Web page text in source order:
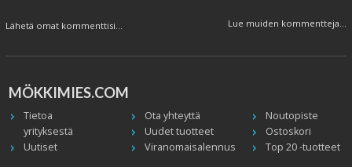
Lähetä omat kommenttisi... Lue muiden kommentteja...
MÖKKIMIES.COM
Tietoa
yrityksestä
Ota yhteyttä
Noutopiste
Uudet tuotteet
Ostoskori
Uutiset
Viranomaisalennus Top 20 -tuotteet